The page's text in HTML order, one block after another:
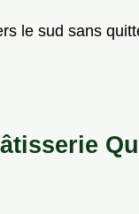
le sud sans